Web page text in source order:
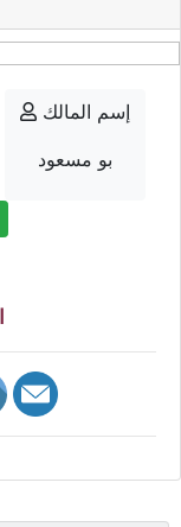
إسم المالك
بو مسعود